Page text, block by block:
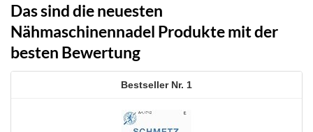
Das sind die neuesten
Nähmaschinennadel Produkte mit der
besten Bewertung
1